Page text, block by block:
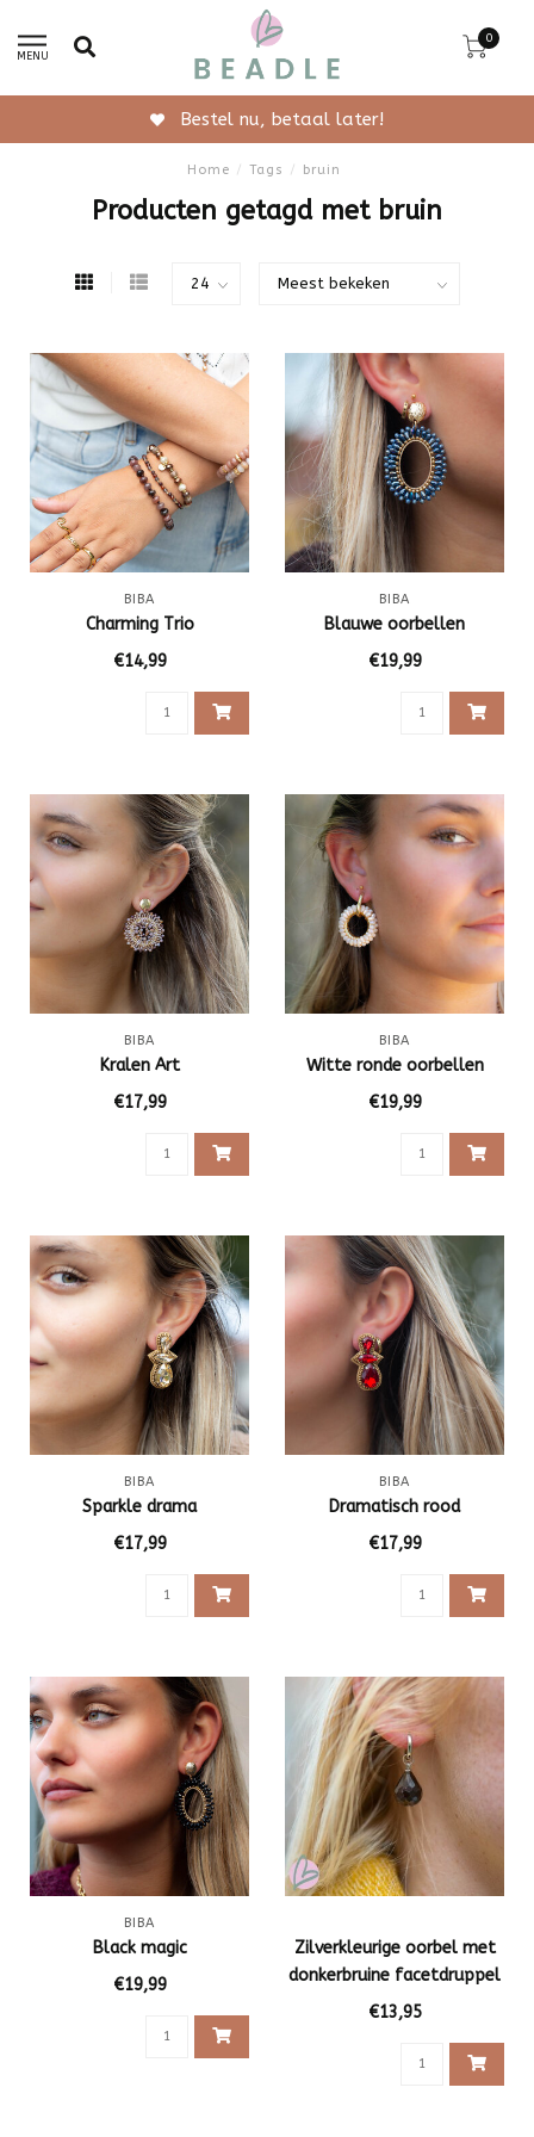
MENU
0
Gratis verzending vanaf 50,-
Home / Tags / bruin
Producten getagd met bruin
BIBA
Charming Trio
€14,99
BIBA
Blauwe oorbellen
€19,99
BIBA
Kralen Art
€17,99
BIBA
Witte ronde oorbellen
€19,99
BIBA
Sparkle drama
€17,99
BIBA
Dramatisch rood
€17,99
BIBA
Black magic
€19,99
Zilverkleurige oorbel met
donkerbruine facetdruppel
€13,95